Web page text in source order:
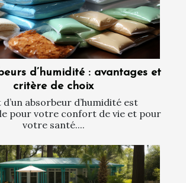
d’humidité : avantages et
critère de choix
d’un absorbeur d’humidité est
pour votre confort de vie et pour
votre santé....